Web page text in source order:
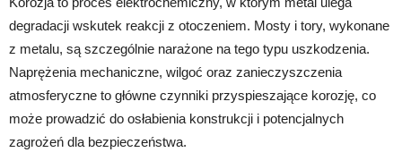
degradacji wskutek reakcji z otoczeniem. Mosty i tory, wykonane
z metalu, są szczególnie narażone na tego typu uszkodzenia.
Naprężenia mechaniczne, wilgoć oraz zanieczyszczenia
atmosferyczne to główne czynniki przyspieszające korozję, co
może prowadzić do osłabienia konstrukcji i potencjalnych
zagrożeń dla bezpieczeństwa.